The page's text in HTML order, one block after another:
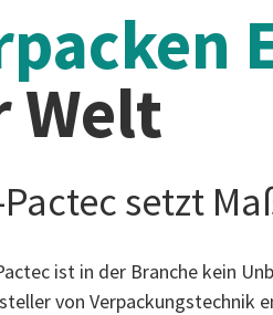
Welt
setzt
ist in der Branche kein
von Verpackungstechnik